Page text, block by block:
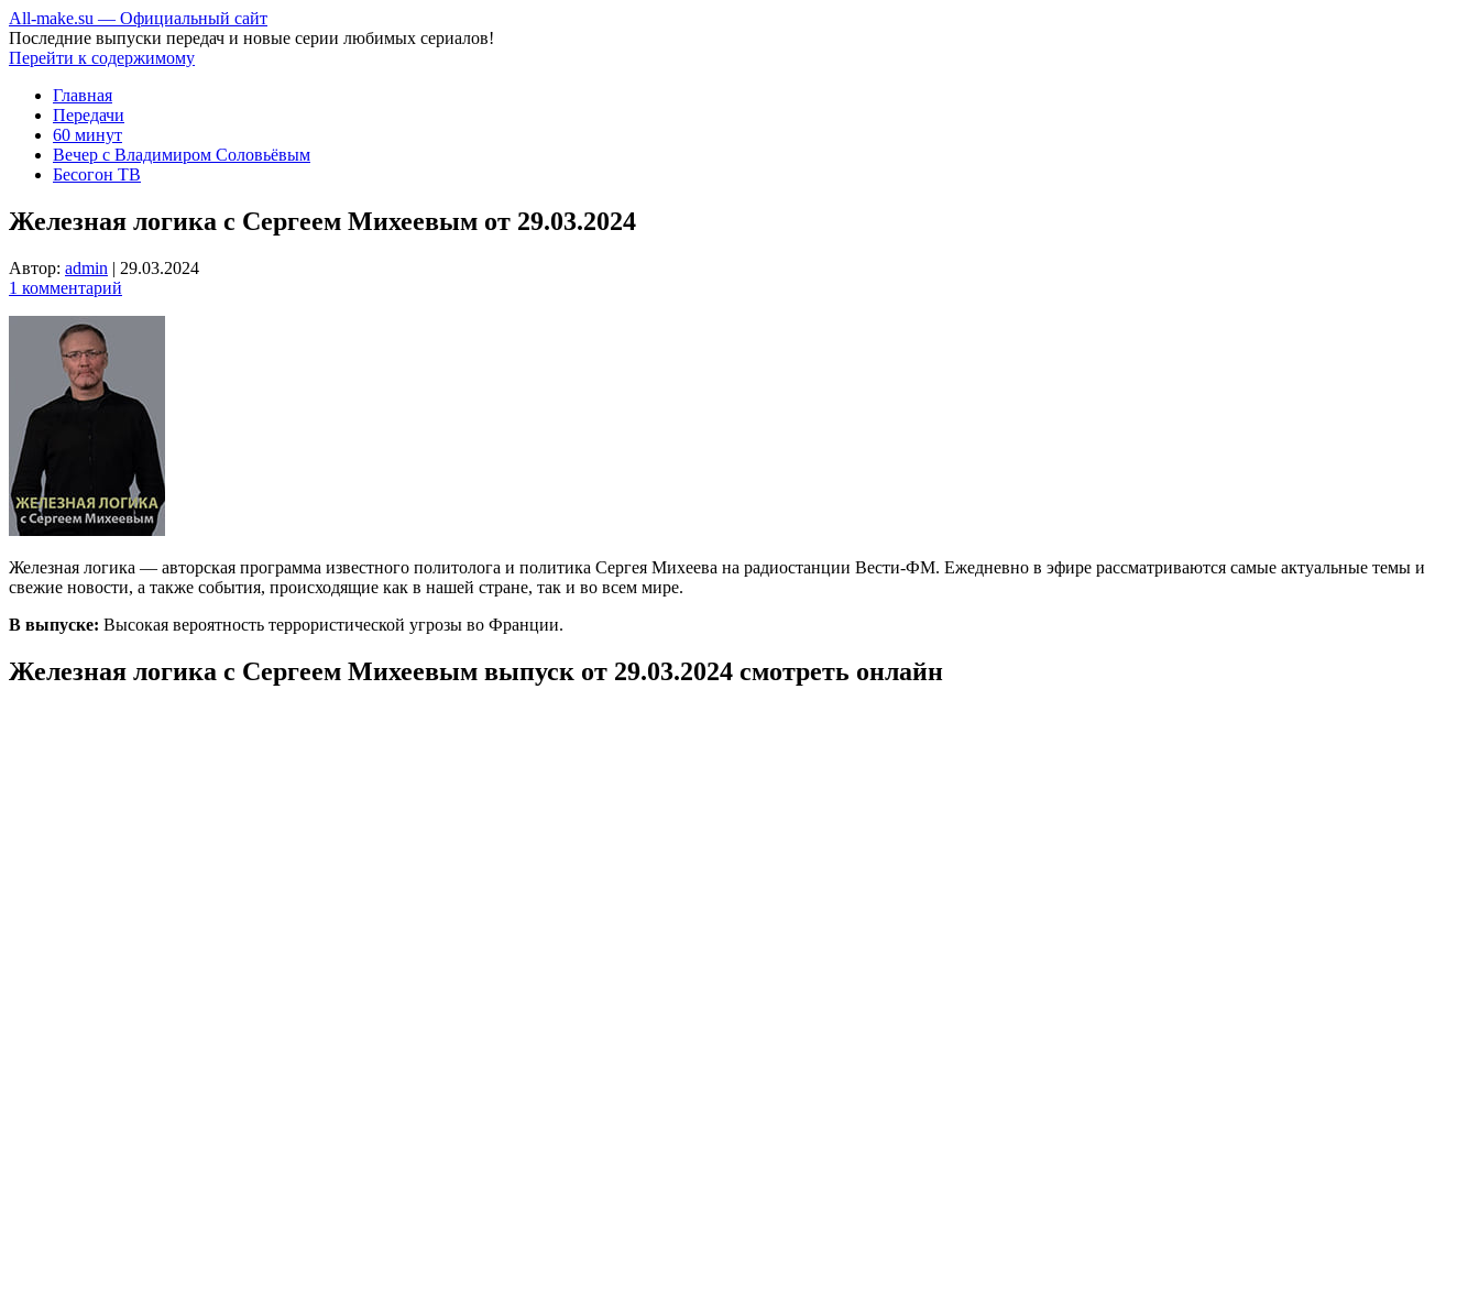
All-make.su — Официальный сайт
Последние выпуски передач и новые серии любимых сериалов!
Перейти к содержимому
Главная
Передачи
60 минут
Вечер с Владимиром Соловьёвым
Бесогон ТВ
Железная логика с Сергеем Михеевым от 29.03.2024
Автор: admin | 29.03.2024
1 комментарий
Железная логика — авторская программа известного политолога и политика Сергея Михеева на радиостанции Вести-ФМ. Ежедневно в эфире рассматриваются самые актуальные темы и
свежие новости, а также события, происходящие как в нашей стране, так и во всем мире.
В выпуске: Высокая вероятность террористической угрозы во Франции.
Железная логика с Сергеем Михеевым выпуск от 29.03.2024 смотреть онлайн